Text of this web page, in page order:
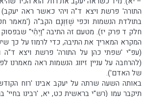
התורה' פרשת ויצא ד"ה ויהי כאשר ראה
בתולדת הנשמות וכפי שֶׁזִּוְּגָם הקב"ה ('מאמר
חלק ד פרק יז). מטעם זה התיבה "וַיְהִ֡י"
המקרא המאריך את התיבה, כדי לרמוז על כך
(עפ"י 'שפתי כהן על התורה' פרשת ויצא ד"ה
(להרחבה על עניין זיווג הנשמות ראה מאמרנו
של האדם').
באותה השעה שרתה על יעקב אבינו 'רוח
תיקבר עמו (רש"י בראשית כט, יא, 'רבינו